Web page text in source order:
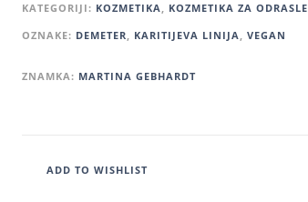
KATEGORIJI: KOZMETIKA, KOZMETIKA ZA ODRASLE
OZNAKE: DEMETER, KARITIJEVA LINIJA, VEGAN
ZNAMKA: MARTINA GEBHARDT
ADD TO WISHLIST